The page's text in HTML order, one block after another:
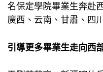
名保定學院畢業生奔赴
廣西、云南、甘肅、四
引導更多畢業生走向西